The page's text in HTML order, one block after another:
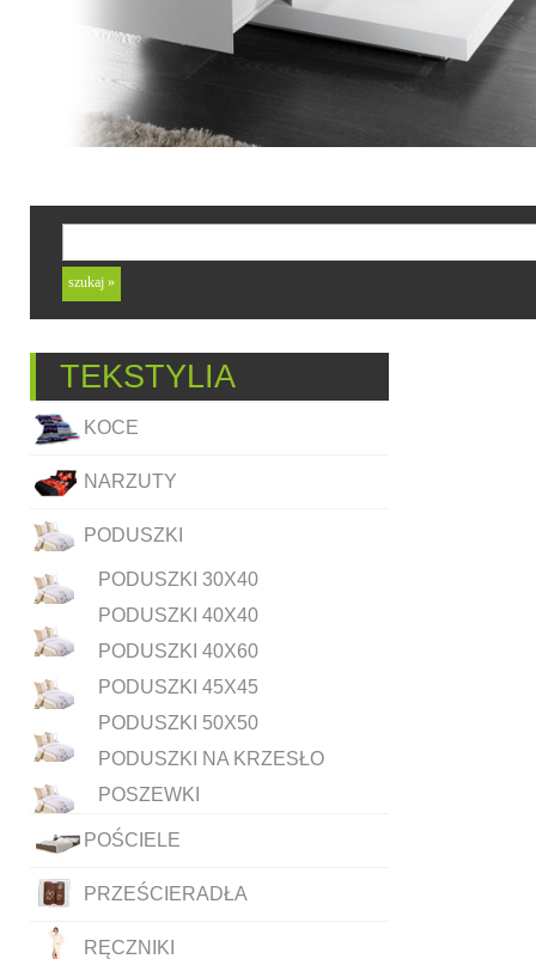
TEKSTYLIA
KOCE
NARZUTY
PODUSZKI
PODUSZKI 30X40
PODUSZKI 40X40
PODUSZKI 40X60
PODUSZKI 45X45
PODUSZKI 50X50
PODUSZKI NA KRZESŁO
POSZEWKI
POŚCIELE
PRZEŚCIERADŁA
RĘCZNIKI